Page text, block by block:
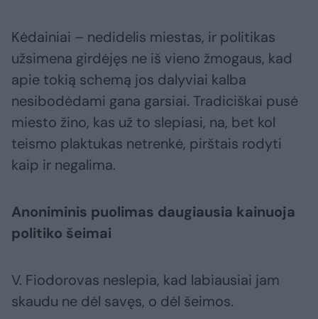
Kėdainiai – nedidelis miestas, ir politikas
užsimena girdėjęs ne iš vieno žmogaus, kad
apie tokią schemą jos dalyviai kalba
nesibodėdami gana garsiai. Tradiciškai pusė
miesto žino, kas už to slepiasi, na, bet kol
teismo plaktukas netrenkė, pirštais rodyti
kaip ir negalima.
Anoniminis puolimas daugiausia kainuoja
politiko šeimai
V. Fiodorovas neslepia, kad labiausiai jam
skaudu ne dėl savęs, o dėl šeimos.